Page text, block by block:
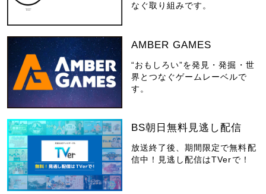
なぐ取り組みです。
AMBER GAMES
“おもしろい”を発見・発掘・世
界とつなぐゲームレーベルで
す。
BS朝日無料見逃し配信
放送終了後、期間限定で無料配
信中！見逃し配信はTVerで！